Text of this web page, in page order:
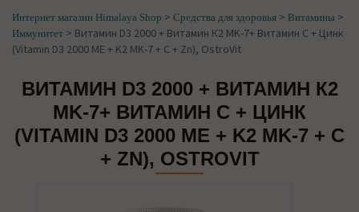
Интернет магазин Himalaya Shop > Средства для здоровья > Витамины >
Иммунитет > Витамин D3 2000 + Витамин К2 MK-7+ Витамин С + Цинк
(Vitamin D3 2000 МЕ + K2 MK-7 + C + Zn), OstroVit
ВИТАМИН D3 2000 + ВИТАМИН К2
MK-7+ ВИТАМИН С + ЦИНК
(VITAMIN D3 2000 МЕ + K2 MK-7 + C
+ ZN), OSTROVIT